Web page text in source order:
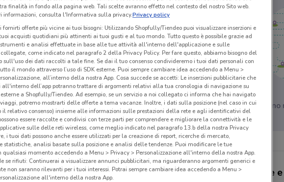
volantini nella tua zona. Riprova più tardi. Non ci sono
Proshop, offerte
finalità in fondo alla pagina web. Tali scelte avranno effetto nel contesto del nostro Sito web.
informazioni, consulta l'Informativa sulla privacy.Privacy policy
fornirti offerte più vicine ai tuoi bisogni: Utilizzando Shopfully/Tiendeo puoi visualizzare inserzioni e
acquisti quotidiani più attinenti ai tuoi gusti e al tuo mondo. Tutto questo è possibile grazie ad
e analisi effettuate in base alle tue attività all'interno dell'applicazione e sulle
come indicato nel paragrafo 2 della Privacy Policy. Per fare questo, abbiamo bisogno del
sull'uso dei dati raccolti a tale fine. Se dai il tuo consenso condivideremo i tuoi dati personali con
il mondo attraverso l’uso di SDK esterne. Puoi sempre cambiare idea accedendo a Menu >
all’interno della nostra App. Cosa succede se accetti: Le inserzioni pubblicitarie che
all'interno dell’app potranno trattare di argomenti relativi alla tua cronologia di navigazione su
a Shopfully/Tiendeo. Ad esempio, se un servizio a noi collegato ci informa che hai navigato
potremo mostrarti delle offerte a tema vacanze. Inoltre, i dati sulla posizione (nel caso in cui
il relativo consenso) insieme alle informazioni sulle prestazioni della rete e agli identificativi del
essere raccolte e condivisi con terze parti per comprendere e migliorare la connettività e le
sulle delle reti wireless, come meglio indicato nel paragrafo 13.b della nostra Privacy
i tuoi dati possono anche essere utilizzati per la creazione di report, ricerche di mercato,
statistiche, analisi basate sulla posizione e analisi delle tendenze. Puoi modificare le tue
qualsiasi momento accedendo a Menu > Privacy > Personalizzazione all'interno della nostra App.
se rifiuti: Continuerai a visualizzare annunci pubblicitari, ma riguarderanno argomenti generici e
non saranno rilevanti per i tuoi interessi. Potrai sempre cambiare idea accedendo a Menu >
all'interno della nostra App.